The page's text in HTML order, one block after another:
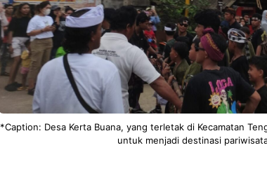
*Caption: Desa Kerta Buana, yang terletak di Kecamatan
untuk menjadi destinasi